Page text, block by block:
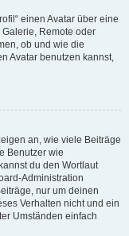
einen Avatar über eine
Remote oder
ob und wie die
Avatar benutzen kannst,
an, wie viele Beiträge
Benutzer wie
du den Wortlaut
Administration
nur um deinen
Verhalten nicht und ein
Umständen einfach